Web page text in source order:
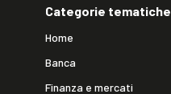
Categorie tematiche
Home
Banca
Finanza e mercati